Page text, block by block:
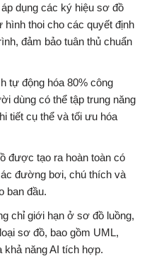
dụng các ký hiệu sơ đồ
hình thoi cho các quyết định
đảm bảo tuân thủ chuẩn
tự động hóa 80% công
dùng có thể tập trung năng
tiết cụ thể và tối ưu hóa
được tạo ra hoàn toàn có
đường bơi, chú thích và
ban đầu.
chỉ giới hạn ở sơ đồ luồng,
sơ đồ, bao gồm UML,
khả năng AI tích hợp.